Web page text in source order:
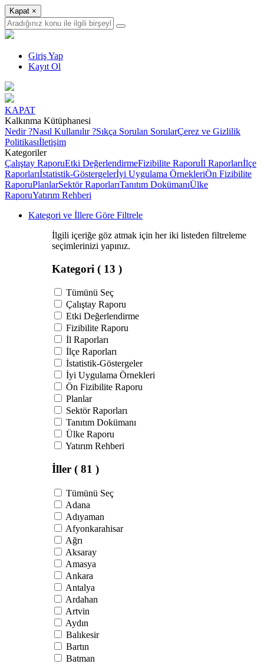
Kapat ×
Giriş Yap
Kayıt Ol
KAPAT
Kalkınma Kütüphanesi
Nedir ?Nasıl Kullanılır ?Sıkça Sorulan SorularÇerez ve Gizlilik
Politikasıİletişim
Kategoriler
Çalıştay RaporuEtki DeğerlendirmeFizibilite Raporuİl Raporlarıİlçe
Raporlarıİstatistik-Göstergelerİyi Uygulama ÖrnekleriÖn Fizibilite
RaporuPlanlarSektör RaporlarıTanıtım DokümanıÜlke
RaporuYatırım Rehberi
Kategori ve İllere Göre Filtrele
İlgili içeriğe göz atmak için her iki listeden filtreleme
seçimlerinizi yapınız.
Kategori ( 13 )
Tümünü Seç
Çalıştay Raporu
Etki Değerlendirme
Fizibilite Raporu
İl Raporları
İlçe Raporları
İstatistik-Göstergeler
İyi Uygulama Örnekleri
Ön Fizibilite Raporu
Planlar
Sektör Raporları
Tanıtım Dokümanı
Ülke Raporu
Yatırım Rehberi
İller ( 81 )
Tümünü Seç
Adana
Adıyaman
Afyonkarahisar
Ağrı
Aksaray
Amasya
Ankara
Antalya
Ardahan
Artvin
Aydın
Balıkesir
Bartın
Batman